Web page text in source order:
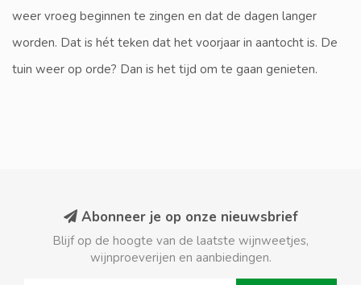
weer vroeg beginnen te zingen en dat de dagen langer
worden. Dat is hét teken dat het voorjaar in aantocht is. De
tuin weer op orde? Dan is het tijd om te gaan genieten.
Abonneer je op onze nieuwsbrief
Blijf op de hoogte van de laatste wijnweetjes,
wijnproeverijen en aanbiedingen.